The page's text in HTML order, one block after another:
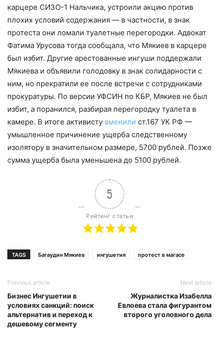
карцере СИЗО-1 Нальчика, устроили акцию против
плохих условий содержания — в частности, в знак
протеста они ломали туалетные перегородки. Адвокат
Фатима Урусова тогда сообщала, что Мякиев в карцере
был избит. Другие арестованные ингуши поддержали
Мякиева и объявили голодовку в знак солидарности с
ним, но прекратили ее после встречи с сотрудниками
прокуратуры. По версии УФСИН по КБР, Мякиев не был
избит, а поранился, разбирая перегородку туалета в
камере. В итоге активисту вменили ст.167 УК РФ —
умышленное причинение ущерба следственному
изолятору в значительном размере, 5700 рублей. Позже
сумма ущерба была уменьшена до 5100 рублей.
5
Рейтинг статьи
TAGS Багаудин Мякиев ингушетия протест в магасе
Previous article
Бизнес Ингушетии в
условиях санкций: поиск
альтернатив и переход к
дешевому сегменту
Next article
Журналистка Изабелла
Евлоева стала фигурантом
второго уголовного дела